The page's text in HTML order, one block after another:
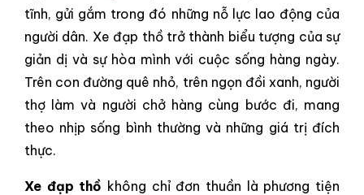
tĩnh, gửi gắm trong đó những nỗ lực lao động của
người dân. Xe đạp thồ trở thành biểu tượng của sự
giản dị và sự hòa mình với cuộc sống hàng ngày.
Trên con đường quê nhỏ, trên ngọn đồi xanh, người
thợ làm và người chở hàng cùng bước đi, mang
theo nhịp sống bình thường và những giá trị đích
thực.
Xe đạp thồ không chỉ đơn thuần là phương tiện